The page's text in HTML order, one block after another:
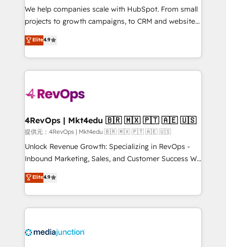
HubSpot Rising Star Why us? Harnessing the full
potential of the powerful HubSpot CRM. ✔️A team of
HubSpot experience ✔️Flexible pricing models —
Hourly-fee (assigned one Dedicated HubSpot
requirement). ✔️Helped over 25,000+ customers so
far with our HubSpot solutions. ✔️Bespoke apps &
on-demand bundle services. Connect with us today!
We help companies scale with HubSpot. From small
projects to growth campaigns, to CRM and websites.
Hire an agency that's experienced in every inch of
HubSpot and willing to work hand-in-hand with your
team to simplify the complex and build a better
experience for your team and customers.
Elite4.9
4RevOps | Mkt4edu 🇧🇷 🇲🇽 🇵🇹 🇦🇪 🇺🇸
提供元：4RevOps | Mkt4edu 🇧🇷 🇲🇽 🇵🇹 🇦🇪 🇺🇸
Unlock Revenue Growth: Specializing in RevOps -
Inbound Marketing, Sales, and Customer Success We
specialize in driving revenue growth for companies
across industries through tailored marketing, sales,
and customer success strategies, utilizing RevOps
methodologies. As Latin America's largest HubSpot
offer unparalleled insights. Operating in five
Elite4.9